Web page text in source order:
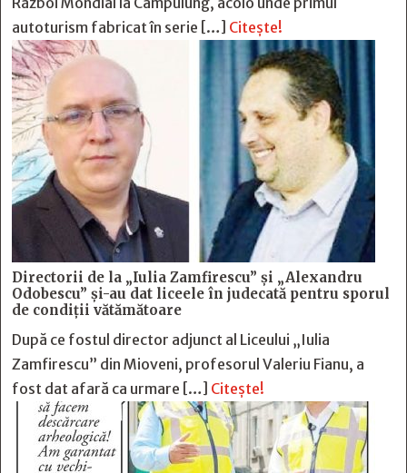
autoturism fabricat în serie […] Citește!
Directorii de la „Iulia Zamfirescu” și „Alexandru
Odobescu” și-au dat liceele în judecată pentru sporul
de condiții vătămătoare
După ce fostul director adjunct al Liceului „Iulia
Zamfirescu” din Mioveni, profesorul Valeriu Fianu, a
fost dat afară ca urmare […] Citește!